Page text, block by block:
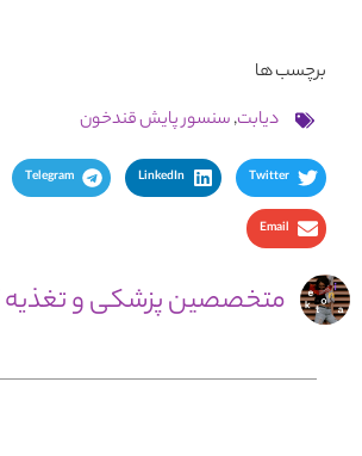
برچسب ها
دیابت,سنسور پایش قندخون
Twitter
LinkedIn
Telegram
Email
متخصصین پزشکی و تغذیه